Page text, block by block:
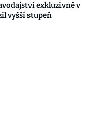
exkluzivně v
vyšší stupeň